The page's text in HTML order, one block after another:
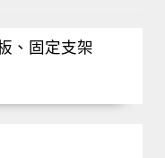
、固定支架